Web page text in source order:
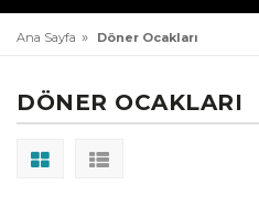
Ana Sayfa » Döner Ocakları
DÖNER OCAKLARI